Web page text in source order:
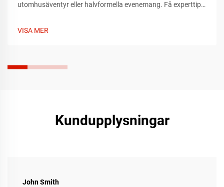
utomhusäventyr eller halvformella evenemang. Få experttips
VISA MER
Kundupplysningar
John Smith